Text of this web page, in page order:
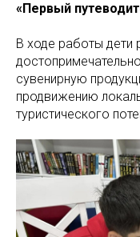
«Первый
В ходе работы дети
сувенирную
продвижению
туристического